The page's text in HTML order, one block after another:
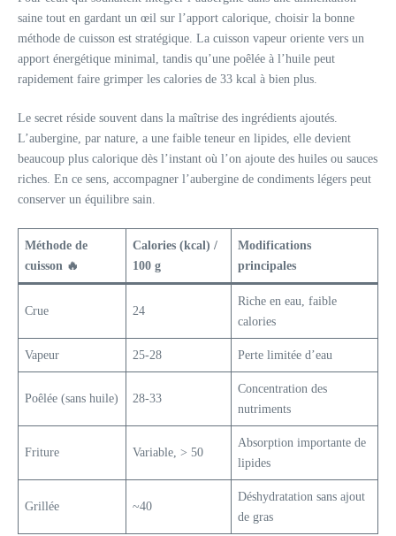
saine tout en gardant un œil sur l’apport calorique, choisir la bonne
méthode de cuisson est stratégique. La cuisson vapeur oriente vers un
apport énergétique minimal, tandis qu’une poêlée à l’huile peut
rapidement faire grimper les calories de 33 kcal à bien plus.
Le secret réside souvent dans la maîtrise des ingrédients ajoutés.
L’aubergine, par nature, a une faible teneur en lipides, elle devient
beaucoup plus calorique dès l’instant où l’on ajoute des huiles ou sauces
riches. En ce sens, accompagner l’aubergine de condiments légers peut
conserver un équilibre sain.
Méthode de
cuisson 🔥
Calories (kcal) /
100 g
Modifications
principales
Crue 24
Riche en eau, faible
calories
Vapeur 25-28 Perte limitée d’eau
Poêlée (sans huile) 28-33
Concentration des
nutriments
Friture Variable, > 50
Absorption importante de
lipides
Grillée ~40
Déshydratation sans ajout
de gras